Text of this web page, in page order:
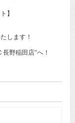
】
します！
野稲田店”へ！